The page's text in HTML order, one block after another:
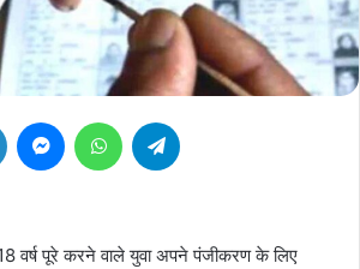
LinkedIn MessengerWhatsApp
वर्ष पूरे करने वाले युवा अपने पंजीकरण के लिए